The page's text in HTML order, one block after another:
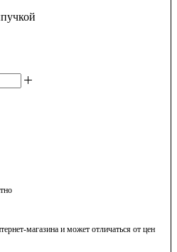
магазина и может отличаться от цен